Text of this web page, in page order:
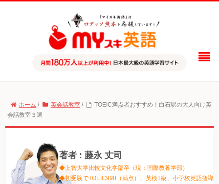
ホーム / 英会話教室 /
TOEIC満点者おすすめ！白石駅の大人向け英
会話教室３選
著者 : 藤永 丈司
◆上智大学比較文化学部卒（現：国際教養学部）
◆初受験でTOEIC990（満点）、英検1級、小学校英語指導